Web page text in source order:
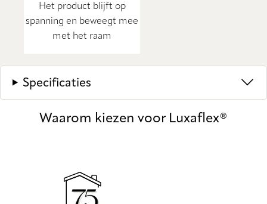
Het product blijft op
spanning en beweegt mee
met het raam
Specificaties
Waarom kiezen voor Luxaflex®